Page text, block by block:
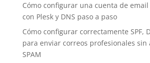
Cómo configurar una cuenta de
con Plesk y DNS paso a paso
Cómo configurar correctamente SPF,
para enviar correos profesionales sin
SPAM